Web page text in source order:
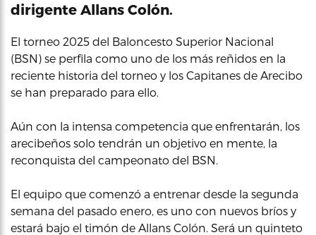
dirigente Allans Colón.
El torneo 2025 del Baloncesto Superior Nacional
(BSN) se perfila como uno de los más reñidos en la
reciente historia del torneo y los Capitanes de Arecibo
se han preparado para ello.
Aún con la intensa competencia que enfrentarán, los
arecibeños solo tendrán un objetivo en mente, la
reconquista del campeonato del BSN.
El equipo que comenzó a entrenar desde la segunda
semana del pasado enero, es uno con nuevos bríos y
estará bajo el timón de Allans Colón. Será un quinteto